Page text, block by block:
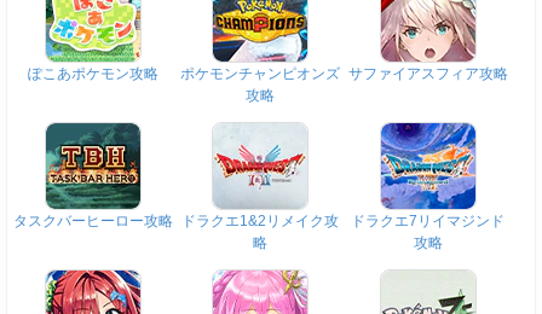
ぽこあポケモン攻略
ポケモンチャンピオンズ
攻略
サファイアスフィア攻略
タスクバーヒーロー攻略
ドラクエ1&2リメイク攻
略
ドラクエ7リイマジンド
攻略